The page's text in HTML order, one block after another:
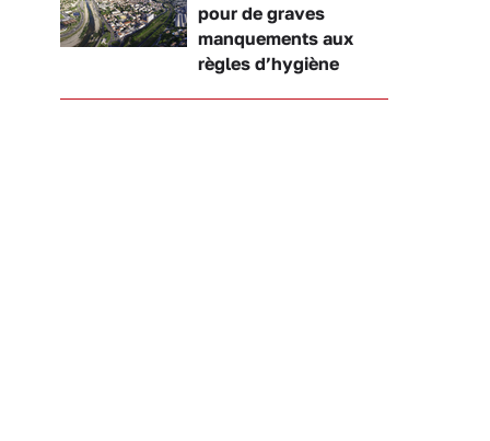
pour de graves
manquements aux
règles d’hygiène